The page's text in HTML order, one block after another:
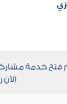
فتح خدمة